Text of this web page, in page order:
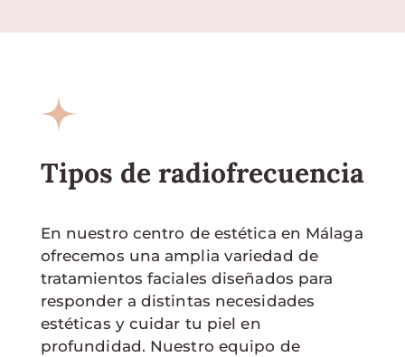
Tipos de radiofrecuencia
En nuestro centro de estética en Málaga
ofrecemos una amplia variedad de
tratamientos faciales diseñados para
responder a distintas necesidades
estéticas y cuidar tu piel en
profundidad. Nuestro equipo de